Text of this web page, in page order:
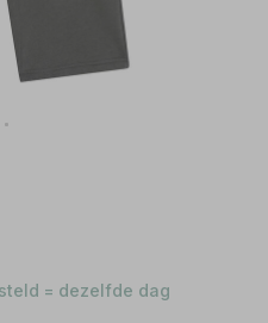
= dezelfde dag